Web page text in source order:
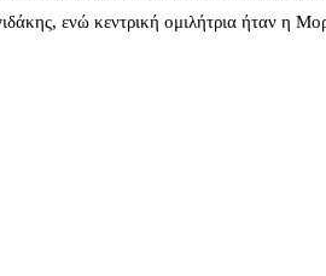
ενώ κεντρική ομιλήτρια ήταν η